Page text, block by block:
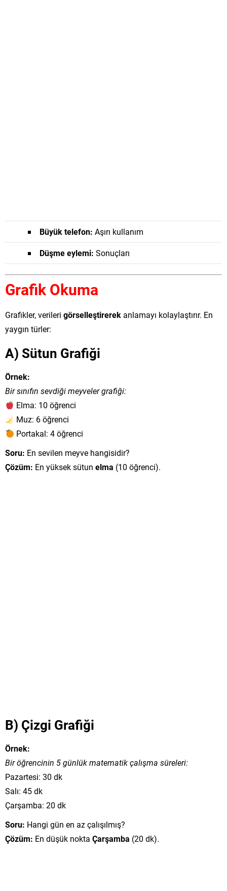
Büyük telefon: Aşırı kullanım
Düşme eylemi: Sonuçları
Grafik Okuma
Grafikler, verileri görselleştirerek anlamayı kolaylaştırır. En
yaygın türler:
A) Sütun Grafiği
Örnek:
Bir sınıfın sevdiği meyveler grafiği:
Elma: 10 öğrenci
Muz: 6 öğrenci
Portakal: 4 öğrenci
Soru: En sevilen meyve hangisidir?
Çözüm: En yüksek sütun elma (10 öğrenci).
B) Çizgi Grafiği
Örnek:
Bir öğrencinin 5 günlük matematik çalışma süreleri:
Pazartesi: 30 dk
Salı: 45 dk
Çarşamba: 20 dk
Soru: Hangi gün en az çalışılmış?
Çözüm: En düşük nokta Çarşamba (20 dk).